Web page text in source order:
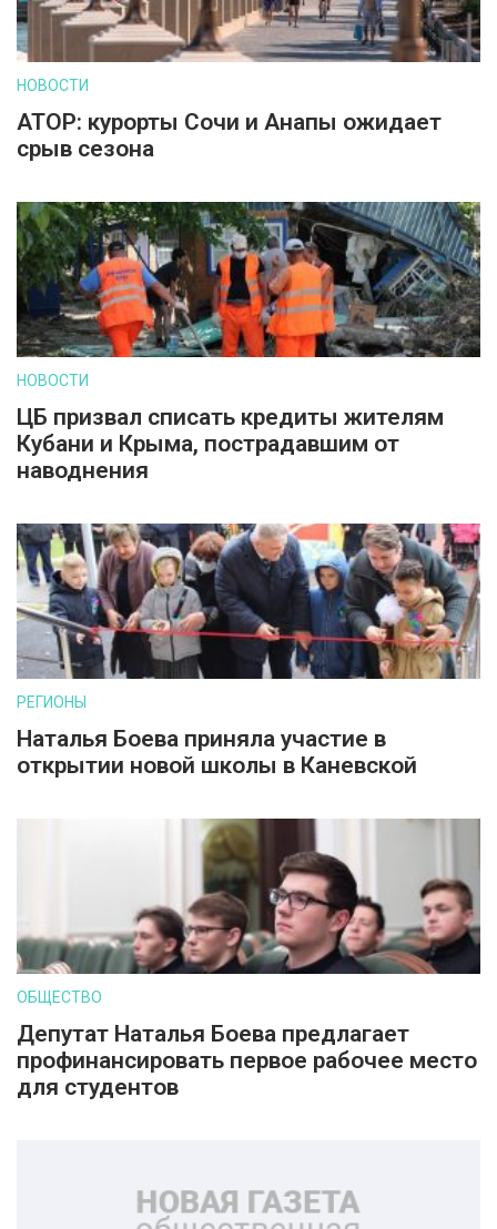
НОВОСТИ
АТОР: курорты Сочи и Анапы ожидает
срыв сезона
НОВОСТИ
ЦБ призвал списать кредиты жителям
Кубани и Крыма, пострадавшим от
наводнения
РЕГИОНЫ
Наталья Боева приняла участие в
открытии новой школы в Каневской
ОБЩЕСТВО
Депутат Наталья Боева предлагает
профинансировать первое рабочее место
для студентов